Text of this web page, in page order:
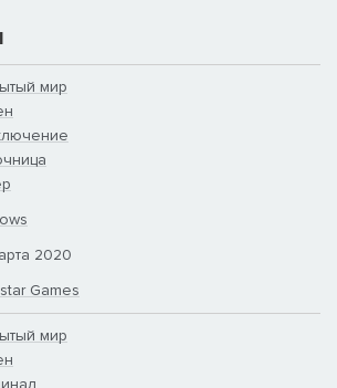
мир
2020
Games
мир